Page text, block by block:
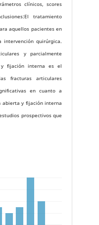
clínicos, scores
tratamiento
aquellos pacientes en
quirúrgica.
y parcialmente
fijación interna es el
fracturas articulares
en cuanto a
abierta y fijación interna
prospectivos que